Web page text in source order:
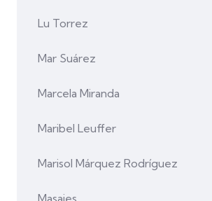
Lu Torrez
Mar Suárez
Marcela Miranda
Maribel Leuffer
Marisol Márquez Rodríguez
Masajes